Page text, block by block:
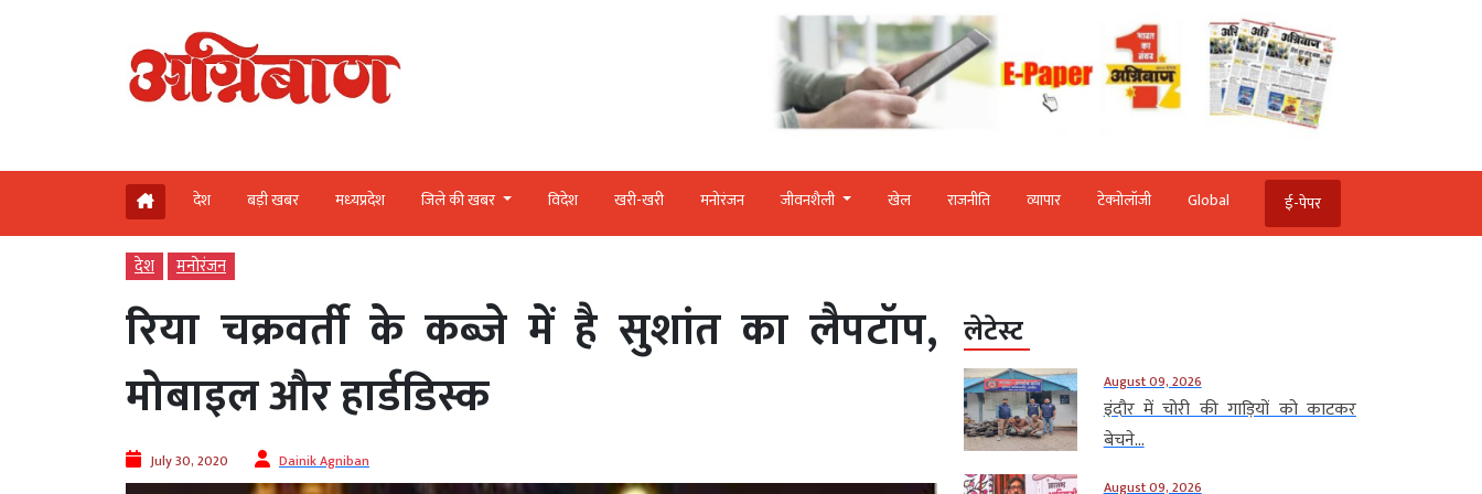
देश बड़ी खबर मध्‍यप्रदेश जिले की खबर विदेश खरी-खरी मनोरंजन जीवनशैली खेल राजनीति व्‍यापार टेक्‍नोलॉजी Global ई-पेपर
देश मनोरंजन
रिया चक्रवर्ती के कब्जे में है सुशांत का लैपटॉप,
मोबाइल और हार्डडिस्क
July 30, 2020 Dainik Agniban
लेटेस्ट
August 09, 2026
इंदौर में चोरी की गाड़ियों को काटकर
बेचने...
August 09, 2026